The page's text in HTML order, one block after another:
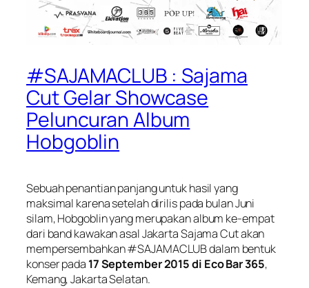
#SAJAMACLUB : Sajama
Cut Gelar Showcase
Peluncuran Album
Hobgoblin
Sebuah penantian panjang untuk hasil yang
maksimal karena setelah dirilis pada bulan Juni
silam,Hobgoblinyang merupakan album ke-empat
dari band kawakan asal Jakarta Sajama Cut akan
mempersembahkan #SAJAMACLUB dalam bentuk
konser pada 17 September 2015 di Eco Bar 365,
Kemang, Jakarta Selatan.